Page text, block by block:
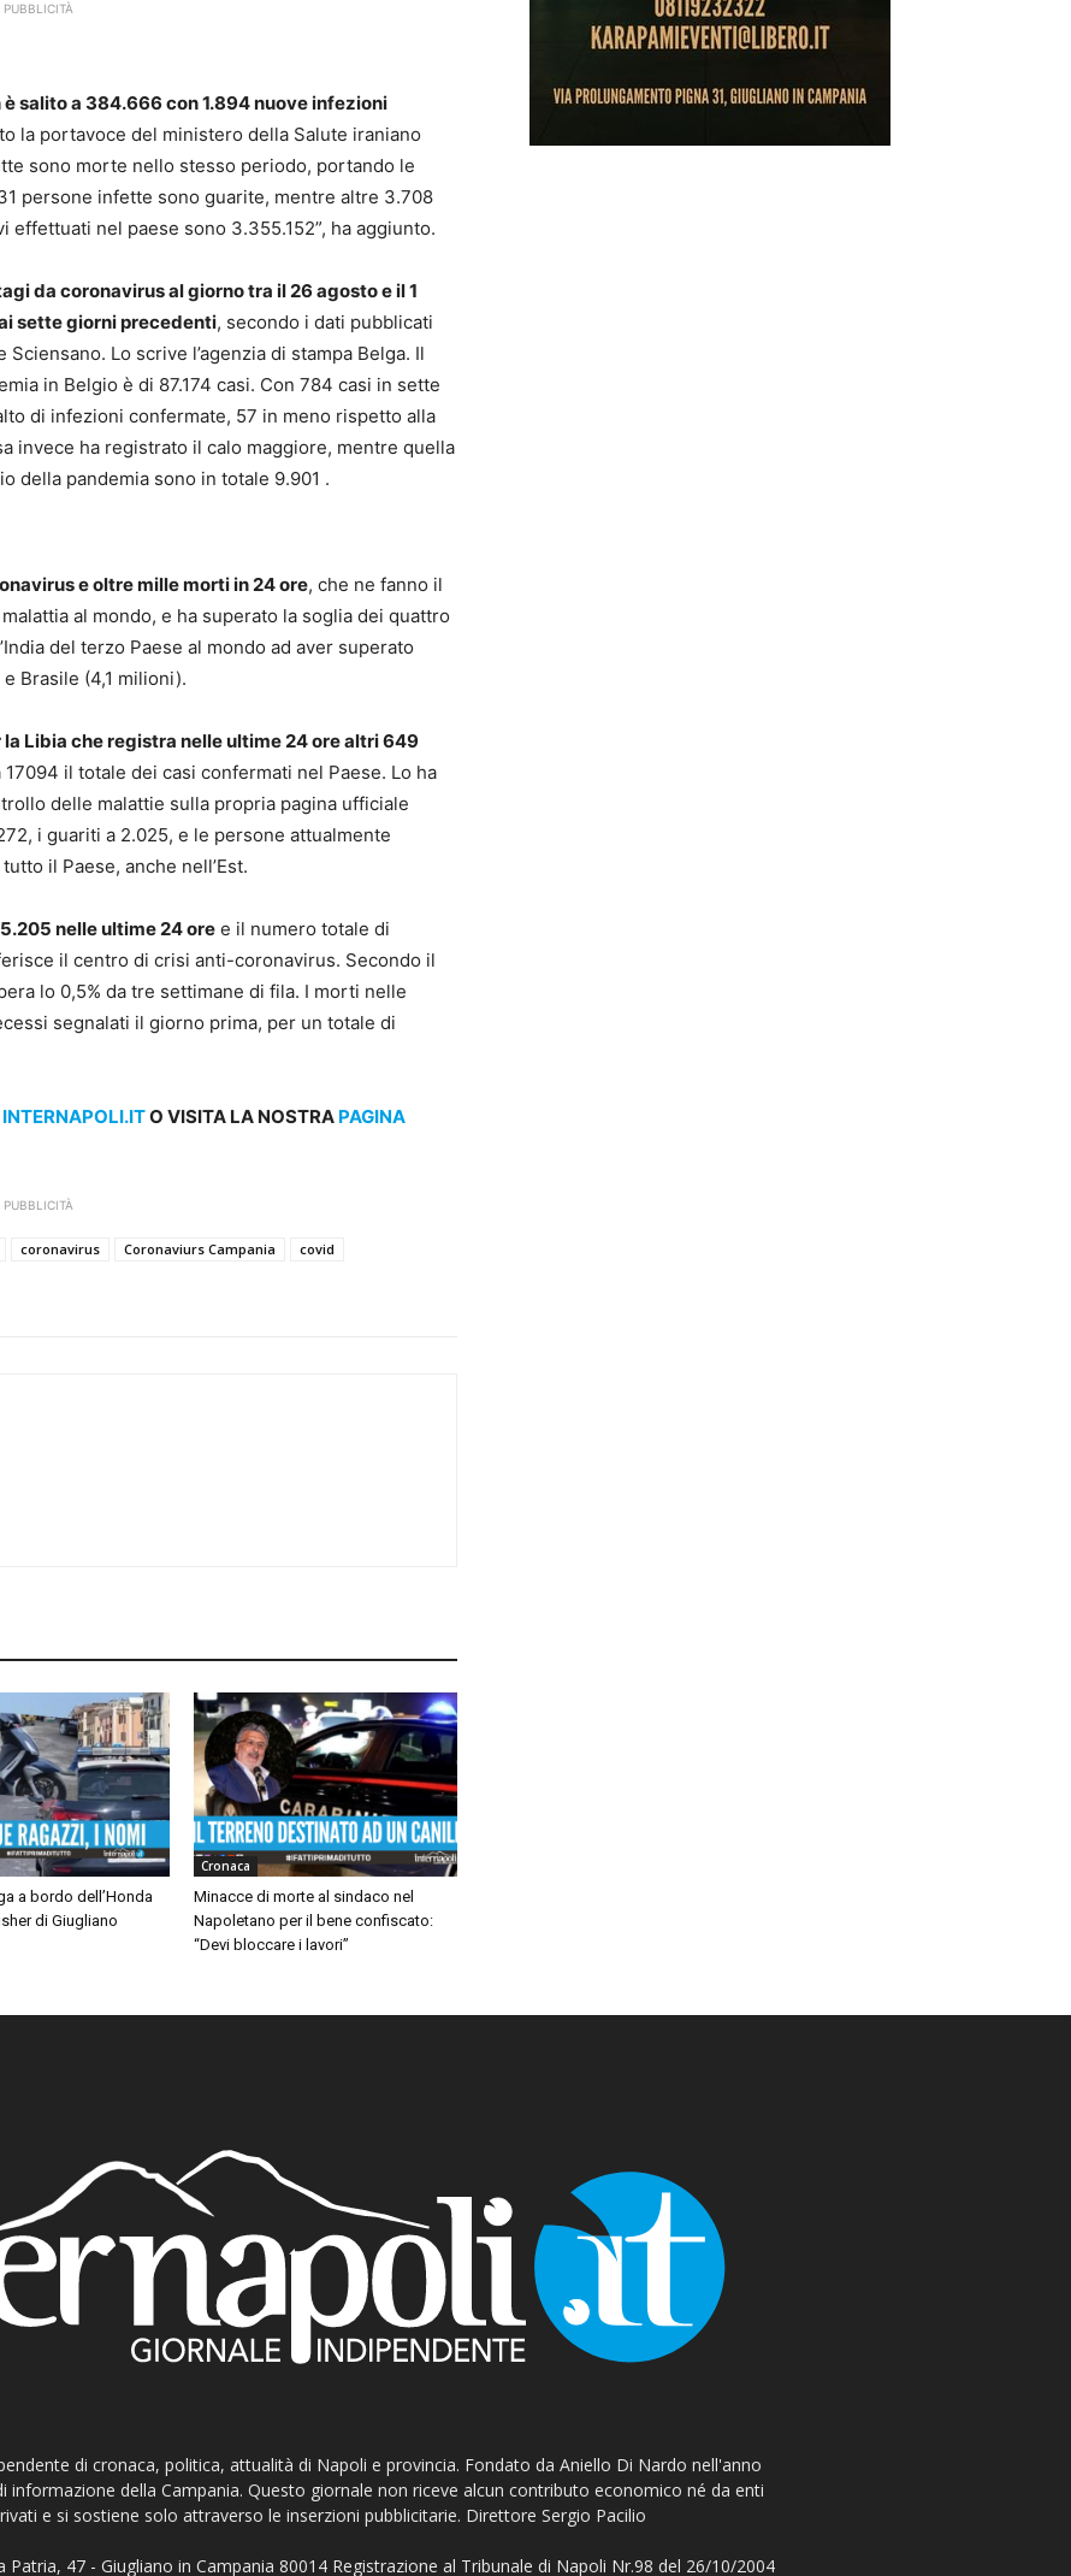
PUBBLICITÀ
salito a 384.666 con 1.894 nuove infezioni
la portavoce del ministero della Salute iraniano
sono morte nello stesso periodo, portando le
persone infette sono guarite, mentre altre 3.708
nel paese sono 3.355.152”, ha aggiunto.
da coronavirus al giorno tra il 26 agosto e il 1
sette giorni precedenti, secondo i dati pubblicati
Lo scrive l’agenzia di stampa Belga. Il
in Belgio è di 87.174 casi. Con 784 casi in sette
di infezioni confermate, 57 in meno rispetto alla
invece ha registrato il calo maggiore, mentre quella
della pandemia sono in totale 9.901 .
e oltre mille morti in 24 ore, che ne fanno il
al mondo, e ha superato la soglia dei quattro
del terzo Paese al mondo ad aver superato
Brasile (4,1 milioni).
Libia che registra nelle ultime 24 ore altri 649
17094 il totale dei casi confermati nel Paese. Lo ha
delle malattie sulla propria pagina ufficiale
i guariti a 2.025, e le persone attualmente
il Paese, anche nell’Est.
nelle ultime 24 ore e il numero totale di
il centro di crisi anti-coronavirus. Secondo il
lo 0,5% da tre settimane di fila. I morti nelle
segnalati il giorno prima, per un totale di
INTERNAPOLI.ITO VISITA LA NOSTRA PAGINA
PUBBLICITÀ
coronavirus Coronaviurs Campania
covid
a bordo dell’Honda
di Giugliano
Cronaca
Minacce di morte al sindaco nel
Napoletano per il bene confiscato:
“Devi bloccare i lavori”
di cronaca, politica, attualità di Napoli e provincia. Fondato da Aniello Di Nardo nell'anno
informazione della Campania. Questo giornale non riceve alcun contributo economico né da enti
e si sostiene solo attraverso le inserzioni pubblicitarie. Direttore Sergio Pacilio
Patria, 47 - Giugliano in Campania 80014 Registrazione al Tribunale di Napoli Nr.98 del 26/10/2004